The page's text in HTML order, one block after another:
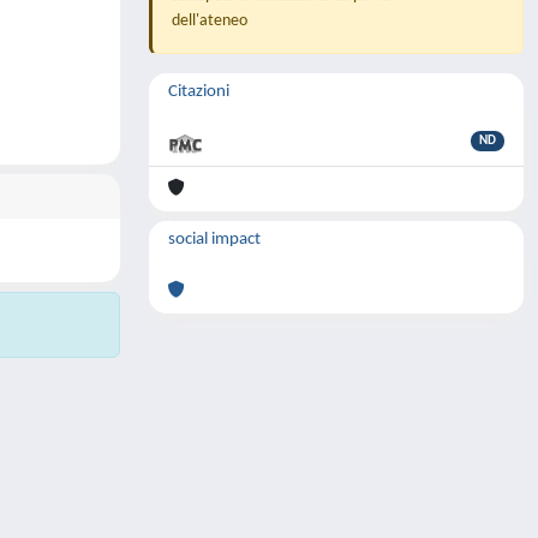
dell'ateneo
Citazioni
ND
social impact